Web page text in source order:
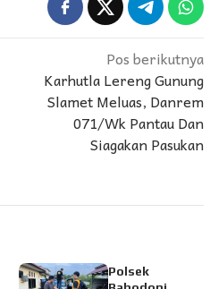
Pos berikutnya
Karhutla Lereng Gunung
Slamet Meluas, Danrem
071/Wk Pantau Dan
Siagakan Pasukan
Polsek